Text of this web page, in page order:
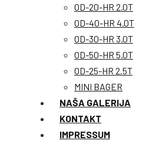
OD-20-HR 2.0T
OD-40-HR 4.0T
OD-30-HR 3.0T
OD-50-HR 5.0T
OD-25-HR 2.5T
MINI BAGER
NAŠA GALERIJA
KONTAKT
IMPRESSUM